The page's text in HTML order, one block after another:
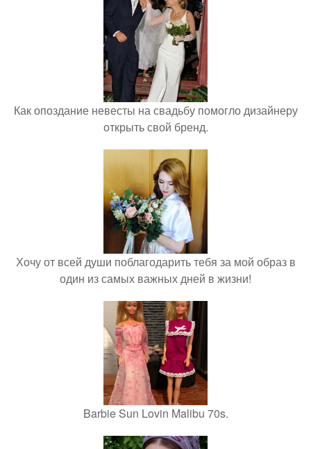
Как опоздание невесты на свадьбу помогло дизайнеру
открыть свой бренд.
Хочу от всей души поблагодарить тебя за мой образ в
один из самых важных дней в жизни!
Barbie Sun Lovin Malibu 70s.